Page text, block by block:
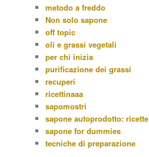
metodo a freddo
Non solo sapone
off topic
oli e grassi vegetali
per chi inizia
purificazione dei grassi
recuperi
ricettinaaa
sapomostri
sapone autoprodotto: ricette
sapone for dummies
tecniche di preparazione